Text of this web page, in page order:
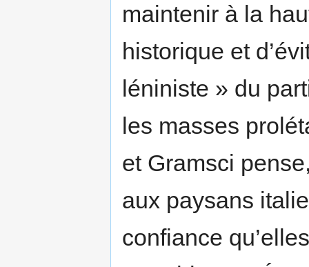
maintenir à la
historique et
léniniste » du
les masses
et Gramsci
aux paysans
confiance